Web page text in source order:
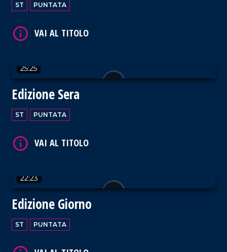
ST PUNTATA
25:25
Edizione Sera
ST PUNTATA
22:23
Edizione Giorno
ST PUNTATA
VAI AL TITOLO